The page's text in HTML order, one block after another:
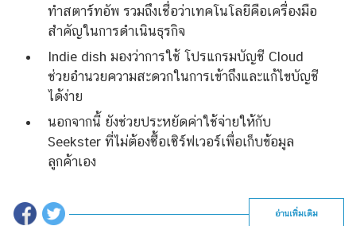
ทำสตาร์ทอัพ รวมถึงเชื่อว่าเทคโนโลยีคือเครื่องมือ
สำคัญในการดำเนินธุรกิจ
Indie dish มองว่าการใช้ โปรแกรมบัญชี Cloud
ช่วยอำนวยความสะดวกในการเข้าถึงและแก้ไขบัญชี
ได้ง่าย
นอกจากนี้ ยังช่วยประหยัดค่าใช้จ่ายให้กับ
Seekster ที่ไม่ต้องซื้อเซิร์ฟเวอร์เพื่อเก็บข้อมูล
ลูกค้าเอง
อ่านเพิ่มเติม